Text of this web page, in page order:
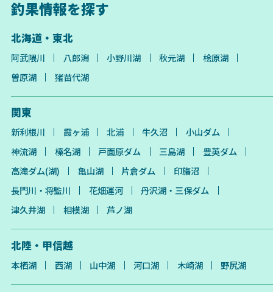
釣果情報を探す
北海道・東北
阿武隈川 八郎潟 小野川湖 秋元湖
桧原湖
曽原湖
猪苗代湖
関東
新利根川 霞ヶ浦 北浦 牛久沼
小山ダム
神流湖
榛名湖 戸面原ダム 三島湖
豊英ダム
高滝ダム(湖)
亀山湖 片倉ダム
印旛沼
長門川・将監川
花畑運河
丹沢湖・三保ダム
津久井湖
相模湖 芦ノ湖
北陸・甲信越
本栖湖 西湖 山中湖 河口湖 木崎湖 野尻湖